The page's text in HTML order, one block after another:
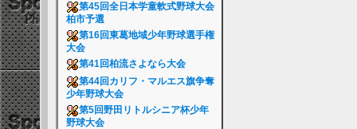
第45回全日本学童軟式野球大会
柏市予選
第16回東葛地域少年野球選手権
大会
第41回柏流さよなら大会
第44回カリフ・マルエス旗争奪
少年野球大会
第5回野田リトルシニア杯少年
野球大会